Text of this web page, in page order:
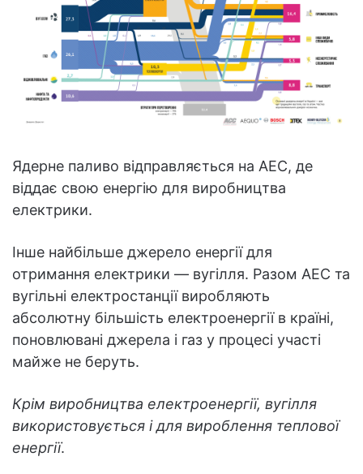
Ядерне паливо відправляється на АЕС, де
віддає свою енергію для виробництва
електрики.
Інше найбільше джерело енергії для
отримання електрики — вугілля. Разом АЕС та
вугільні електростанції виробляють
абсолютну більшість електроенергії в країні,
поновлювані джерела і газ у процесі участі
майже не беруть.
Крім виробництва електроенергії, вугілля
використовується і для вироблення теплової
енергії.